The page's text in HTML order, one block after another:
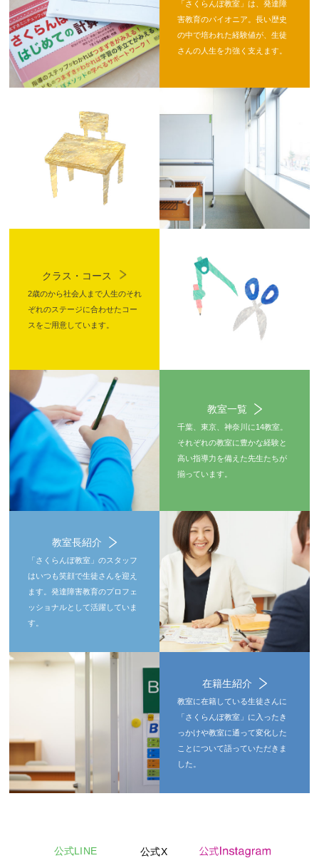
「さくらんぼ教室」は、発達障
害教育のパイオニア。長い歴史
の中で培われた経験値が、生徒
さんの人生を力強く支えます。
クラス・コース
2歳のから社会人まで人生のそれ
ぞれのステージに合わせたコー
スをご用意しています。
教室一覧
千葉、東京、神奈川に14教室。
それぞれの教室に豊かな経験と
高い指導力を備えた先生たちが
揃っています。
教室長紹介
「さくらんぼ教室」のスタッフ
はいつも笑顔で生徒さんを迎え
ます。発達障害教育のプロフェ
ッショナルとして活躍していま
す。
在籍生紹介
教室に在籍している生徒さんに
「さくらんぼ教室」に入ったき
っかけや教室に通って変化した
ことについて語っていただきま
した。